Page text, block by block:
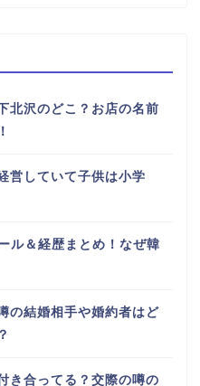
北沢のどこ？お店の名前
営していて子供は小学
ル＆経歴まとめ！なぜ韓
の結婚相手や婚約者はど
き合ってる？交際の噂の